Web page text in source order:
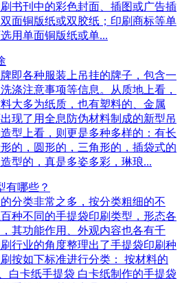
书刊中的彩色封面、插图或广告插
面铜版纸或双胶纸；印刷商标等单
用单面铜版纸或单...
即各种服装上吊挂的牌子，包含一
涤注意事项等信息。从质地上看，
大多为纸质，也有塑料的、金属
现了用全息防伪材料制成的新型吊
型上看，则更是多种多样的：有长
的，圆形的，三角形的，插袋式的
型的，真是多姿多彩，琳琅...
有哪些？
分类非常之多，按分类粗细的不
种不同的手提袋印刷类型，形态各
其功能作用、外观内容也各有千
行业的角度整理出了手提袋印刷种
按如下标准进行分类： 按材料的
白卡纸手提袋 白卡纸制作的手提袋